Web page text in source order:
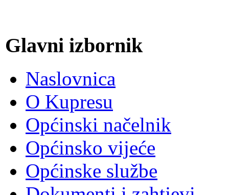
Glavni izbornik
Naslovnica
O Kupresu
Općinski načelnik
Općinsko vijeće
Općinske službe